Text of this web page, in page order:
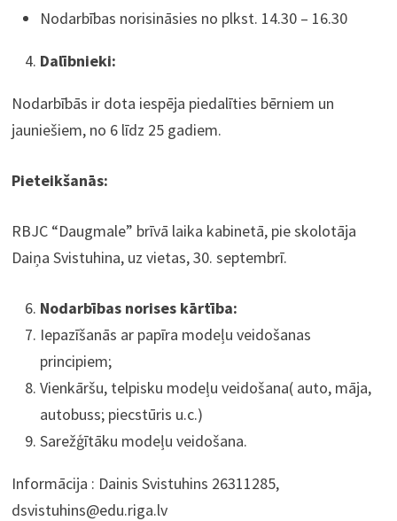
Nodarbības norisināsies no plkst. 14.30 – 16.30
Dalībnieki:
Nodarbībās ir dota iespēja piedalīties bērniem un
jauniešiem, no 6 līdz 25 gadiem.
Pieteikšanās:
RBJC “Daugmale” brīvā laika kabinetā, pie skolotāja
Daiņa Svistuhina, uz vietas, 30. septembrī.
Nodarbības norises kārtība:
Iepazīšanās ar papīra modeļu veidošanas
principiem;
Vienkāršu, telpisku modeļu veidošana( auto, māja,
autobuss; piecstūris u.c.)
Sarežģītāku modeļu veidošana.
Informācija : Dainis Svistuhins 26311285,
dsvistuhins@edu.riga.lv